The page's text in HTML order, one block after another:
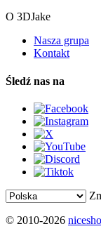
O 3DJake
Nasza grupa
Kontakt
Śledź nas na
© 2010-2026